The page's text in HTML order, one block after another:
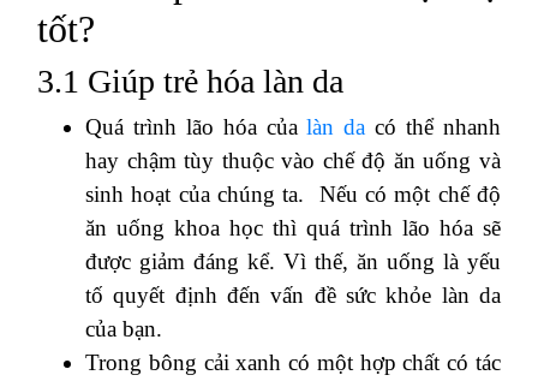
tốt?
3.1 Giúp trẻ hóa làn da
Quá trình lão hóa củalàn da có thể nhanh
hay chậm tùy thuộc vào chế độ ăn uống và
sinh hoạt của chúng ta. Nếu có một chế độ
ăn uống khoa học thì quá trình lão hóa sẽ
được giảm đáng kể. Vì thế, ăn uống là yếu
tố quyết định đến vấn đề sức khỏe làn da
của bạn.
Trong bông cải xanh có một hợp chất có tác